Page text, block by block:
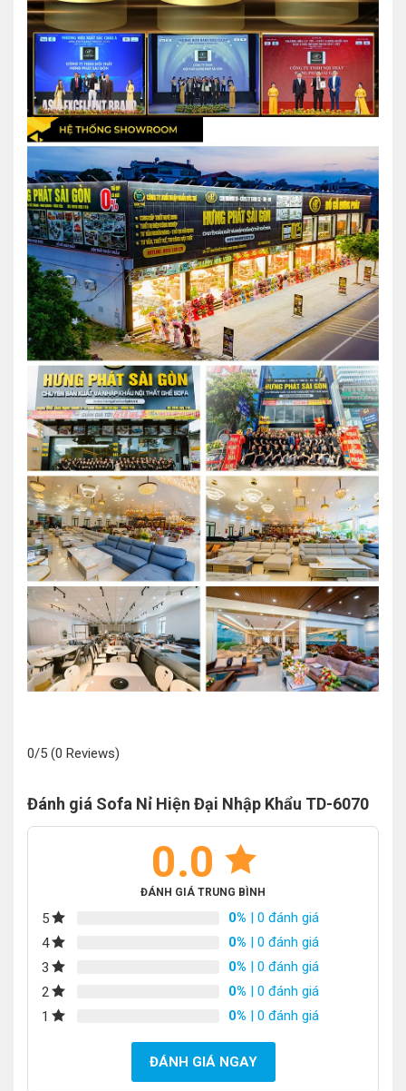
0/5 (0 Reviews)
Đánh giá Sofa Nỉ Hiện Đại Nhập Khẩu TD-6070
0.0
ĐÁNH GIÁ TRUNG BÌNH
5 0% | 0 đánh giá
4
0% | 0 đánh giá
3
0% | 0 đánh giá
2
0% | 0 đánh giá
1
0% | 0 đánh giá
ĐÁNH GIÁ NGAY